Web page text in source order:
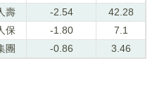
壽 -2.54
42.28
保 -1.80
7.1
團 -0.86 3.46